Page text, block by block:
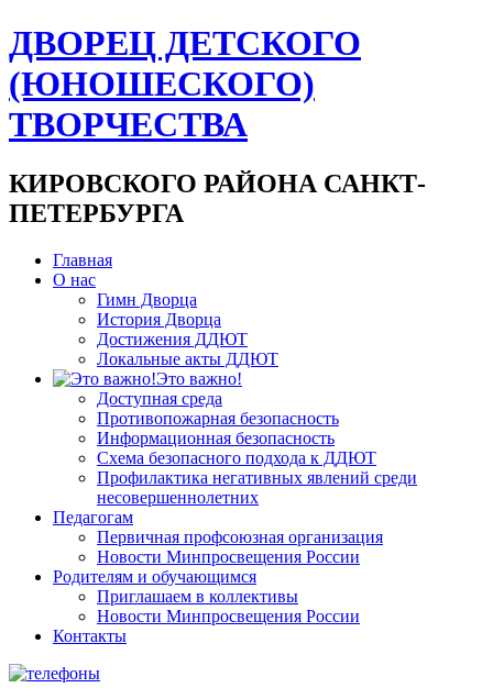
ДВОРЕЦ ДЕТСКОГО
(ЮНОШЕСКОГО)
ТВОРЧЕСТВА
КИРОВСКОГО РАЙОНА САНКТ-
ПЕТЕРБУРГА
Главная
О нас
Гимн Дворца
История Дворца
Достижения ДДЮТ
Локальные акты ДДЮТ
Это важно!
Доступная среда
Противопожарная безопасность
Информационная безопасность
Схема безопасного подхода к ДДЮТ
Профилактика негативных явлений среди
несовершеннолетних
Педагогам
Первичная профсоюзная организация
Новости Минпросвещения России
Родителям и обучающимся
Приглашаем в коллективы
Новости Минпросвещения России
Контакты